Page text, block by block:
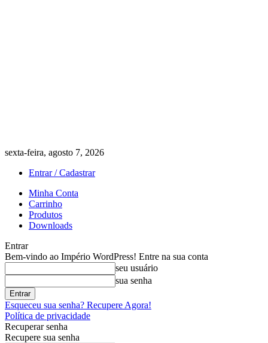
sexta-feira, agosto 7, 2026
Entrar / Cadastrar
Minha Conta
Carrinho
Produtos
Downloads
Entrar
Bem-vindo ao Império WordPress! Entre na sua conta
seu usuário
sua senha
Esqueceu sua senha? Recupere Agora!
Política de privacidade
Recuperar senha
Recupere sua senha